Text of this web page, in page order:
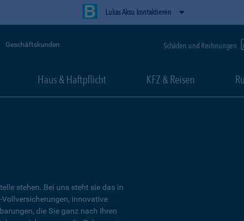
Lukas Aksu kontaktieren
Geschäftskunden Schäden und Rechnungen
Haus & Haftpflicht KFZ & Reisen
stehen. Bei uns steht sie das in
innovative
die Sie ganz nach Ihren